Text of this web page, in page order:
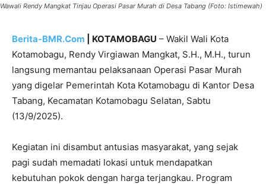
Wawali Rendy Mangkat Tinjau Operasi Pasar Murah di Desa Tabang (Foto: Istimewah)
Berita-BMR.Com | KOTAMOBAGU – Wakil Wali Kota
Kotamobagu, Rendy Virgiawan Mangkat, S.H., M.H., turun
langsung memantau pelaksanaan Operasi Pasar Murah
yang digelar Pemerintah Kota Kotamobagu di Kantor Desa
Tabang, Kecamatan Kotamobagu Selatan, Sabtu
(13/9/2025).
Kegiatan ini disambut antusias masyarakat, yang sejak
pagi sudah memadati lokasi untuk mendapatkan
kebutuhan pokok dengan harga terjangkau. Program